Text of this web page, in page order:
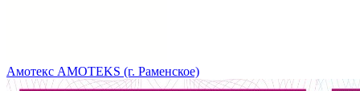
Амотекс AMOTEKS (г. Раменское)